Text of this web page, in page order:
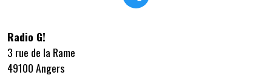
Radio G!
3 rue de la Rame
49100 Angers